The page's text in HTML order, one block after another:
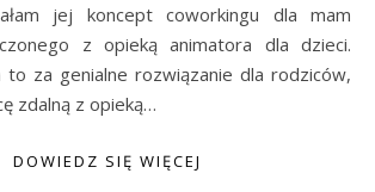
jej koncept coworkingu dla mam
z opieką animatora dla dzieci.
to za genialne rozwiązanie dla rodziców,
zdalną z opieką…
DOWIEDZ SIĘ WIĘCEJ